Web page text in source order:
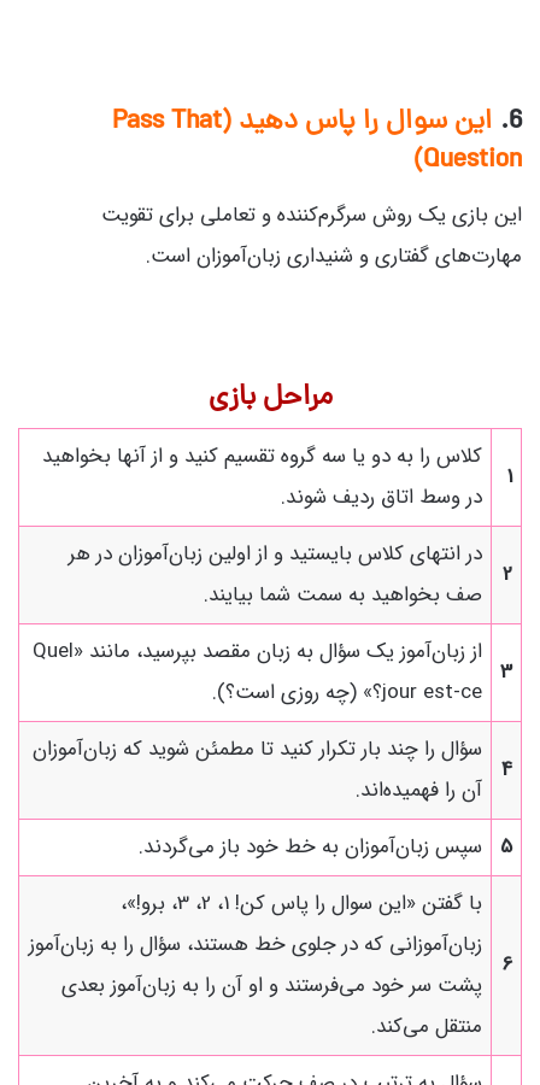
6.
این سوال را پاس دهید (Pass That
Question)
این بازی یک روش سرگرم‌کننده و تعاملی برای تقویت
مهارت‌های گفتاری و شنیداری زبان‌آموزان است.
مراحل بازی
1
کلاس را به دو یا سه گروه تقسیم کنید و از آنها بخواهید
در وسط اتاق ردیف شوند.
2
در انتهای کلاس بایستید و از اولین زبان‌آموزان در هر
صف بخواهید به سمت شما بیایند.
3
از زبان‌آموز یک سؤال به زبان مقصد بپرسید، مانند «Quel
jour est-ce؟» (چه روزی است؟).
4
سؤال را چند بار تکرار کنید تا مطمئن شوید که زبان‌آموزان
آن را فهمیده‌اند.
5
سپس زبان‌آموزان به خط خود باز می‌گردند.
6
با گفتن «این سوال را پاس کن! 1، 2، 3، برو!»،
زبان‌آموزانی که در جلوی خط هستند، سؤال را به زبان‌آموز
پشت سر خود می‌فرستند و او آن را به زبان‌آموز بعدی
منتقل می‌کند.